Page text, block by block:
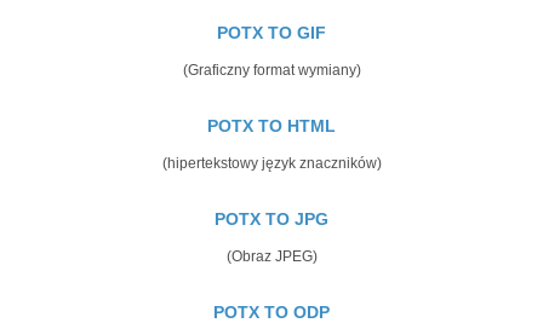
POTX TO GIF
(Graficzny format wymiany)
POTX TO HTML
(hipertekstowy język znaczników)
POTX TO JPG
(Obraz JPEG)
POTX TO ODP